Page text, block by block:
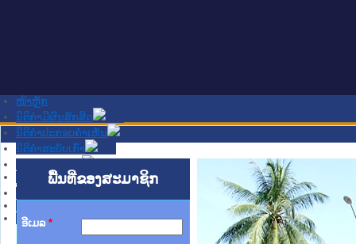
ໜ້າຫຼັກ
ນິຕິກໍາມີຜົນສັກສິດ
ນິຕິກໍາປະກອບຄໍາເຫັນ
ນິຕິກໍາສະບັບເກົ່າ
ເວັບໄຊອື່ນໆ
ຊ່ວຍເຫຼືອ
ພື້ນທີ່ຂອງສະມາຊິກ
ອີເມລ *